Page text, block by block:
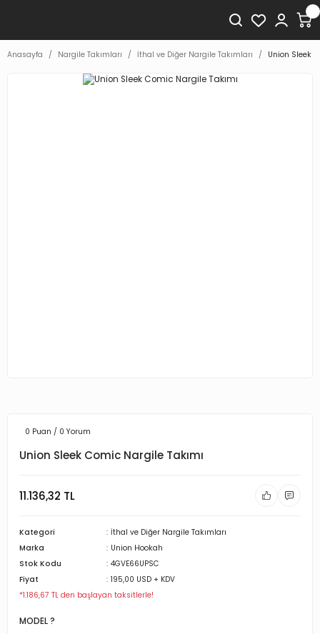
Anasayfa Nargile Takımları İthal ve Diğer Nargile Takımları Union Sleek
0 Puan / 0 Yorum
Union Sleek Comic Nargile Takımı
11.136,32 TL
Kategori
İthal ve Diğer Nargile Takımları
Marka
Union Hookah
Stok Kodu
4GVE66UPSC
Fiyat
195,00 USD + KDV
*1.186,67 TL den başlayan taksitlerle!
MODEL ?